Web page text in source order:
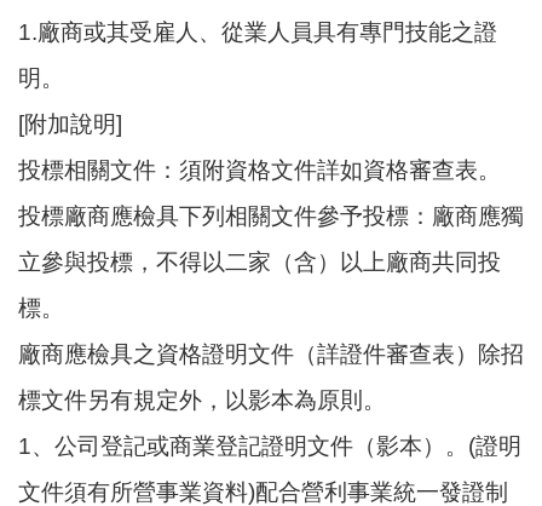
1.廠商或其受雇人、從業人員具有專門技能之證
明。
[附加說明]
投標相關文件：須附資格文件詳如資格審查表。
投標廠商應檢具下列相關文件參予投標：廠商應獨
立參與投標，不得以二家（含）以上廠商共同投
標。
廠商應檢具之資格證明文件（詳證件審查表）除招
標文件另有規定外，以影本為原則。
1、公司登記或商業登記證明文件（影本）。(證明
文件須有所營事業資料)配合營利事業統一發證制